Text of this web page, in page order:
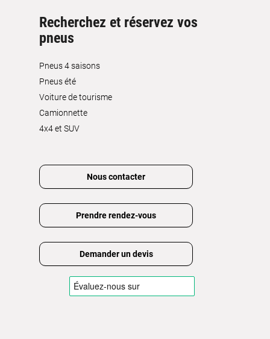
Recherchez et réservez vos
pneus
Pneus 4 saisons
Pneus été
Voiture de tourisme
Camionnette
4x4 et SUV
Nous contacter
Prendre rendez-vous
Demander un devis